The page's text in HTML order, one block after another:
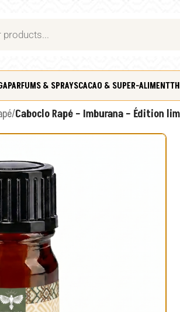
PARFUMS & SPRAYSCACAO & SUPER-ALIMENT
/Caboclo Rapé – Imburana – Édition